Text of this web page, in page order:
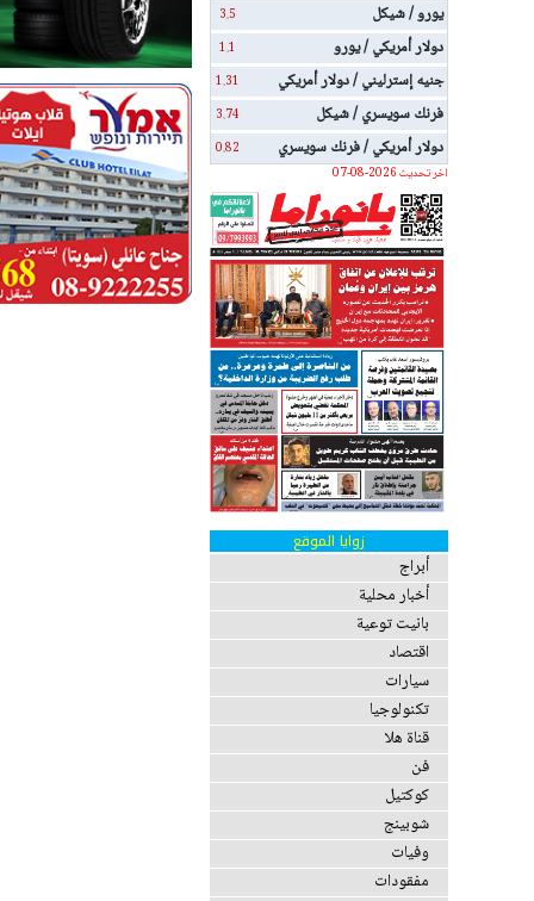
يورو / شيكل 3.5
دولار أمريكي / يورو 1.1
جنيه إسترليني / دولار أمريكي 1.31
فرنك سويسري / شيكل 3.74
دولار أمريكي / فرنك سويسري
0.82
اخر تحديث 2026-08-07
زوايا الموقع
أبراج
أخبار محلية
بانيت توعية
اقتصاد
سيارات
تكنولوجيا
قناة هلا
فن
كوكتيل
شوبينج
وفيات
مفقودات